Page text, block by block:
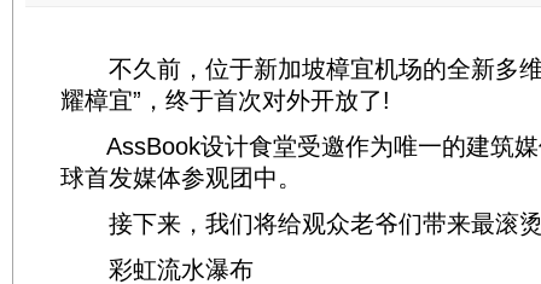
不久前，位于新加坡樟宜机场的全新多维
耀樟宜”，终于首次对外开放了!
AssBook设计食堂受邀作为唯一的建筑媒
球首发媒体参观团中。
接下来，我们将给观众老爷们带来最滚
彩虹流水瀑布